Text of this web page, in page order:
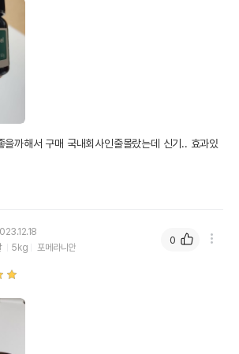
까해서 구매 국내회사인줄몰랐는데 신기.. 효과있
5kg 포메라니안
0